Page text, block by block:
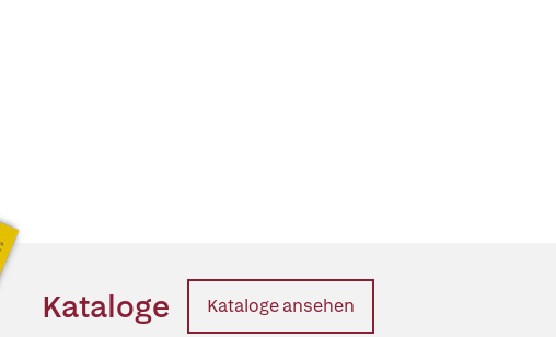
Kataloge Kataloge ansehen